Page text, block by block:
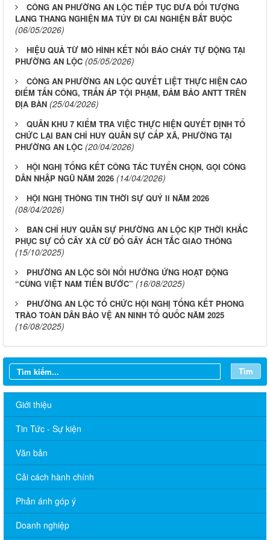
CÔNG AN PHƯỜNG AN LỘC TIẾP TỤC ĐƯA ĐỐI TƯỢNG
LANG THANG NGHIỆN MA TÚY ĐI CAI NGHIỆN BẮT BUỘC
(06/05/2026)
HIỆU QUẢ TỪ MÔ HÌNH KẾT NỐI BÁO CHÁY TỰ ĐỘNG TẠI
PHƯỜNG AN LỘC (05/05/2026)
CÔNG AN PHƯỜNG AN LỘC QUYẾT LIỆT THỰC HIỆN CAO
ĐIỂM TẤN CÔNG, TRẤN ÁP TỘI PHẠM, ĐẢM BẢO ANTT TRÊN
ĐỊA BÀN (25/04/2026)
QUÂN KHU 7 KIỂM TRA VIỆC THỰC HIỆN QUYẾT ĐỊNH TỔ
CHỨC LẠI BAN CHỈ HUY QUÂN SỰ CẤP XÃ, PHƯỜNG TẠI
PHƯỜNG AN LỘC (20/04/2026)
HỘI NGHỊ TỔNG KẾT CÔNG TÁC TUYỂN CHỌN, GỌI CÔNG
DÂN NHẬP NGŨ NĂM 2026 (14/04/2026)
HỘI NGHỊ THÔNG TIN THỜI SỰ QUÝ II NĂM 2026
(08/04/2026)
BAN CHỈ HUY QUÂN SỰ PHƯỜNG AN LỘC KỊP THỜI KHẮC
PHỤC SỰ CỐ CÂY XÀ CỪ ĐỔ GÂY ÁCH TẮC GIAO THÔNG
(15/10/2025)
PHƯỜNG AN LỘC SÔI NỔI HƯỞNG ỨNG HOẠT ĐỘNG
“CÙNG VIỆT NAM TIẾN BƯỚC” (16/08/2025)
PHƯỜNG AN LỘC TỔ CHỨC HỘI NGHỊ TỔNG KẾT PHONG
TRÀO TOÀN DÂN BẢO VỆ AN NINH TỔ QUỐC NĂM 2025
(16/08/2025)
Tìm
Giới thiệu
Tin Tức - Sự kiện
Văn bản
Cải cách hành chính
Phản ánh góp ý
Doanh nghiệp